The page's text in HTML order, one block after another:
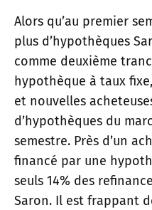
Alors qu’au premier
plus d’hypothèques
comme deuxième
hypothèque à taux
et nouvelles
d’hypothèques du
semestre. Près d’un
financé par une
seuls 14% des
Saron. Il est frappant